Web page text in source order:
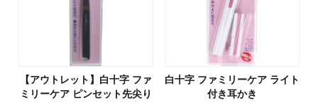
【アウトレット】白十字 ファ
ミリーケア ピンセット先尖り
白十字 ファミリーケア ライト
付き耳かき